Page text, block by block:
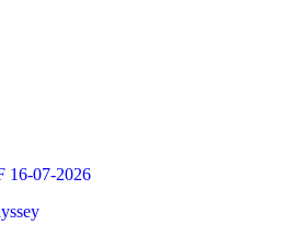
07-2026